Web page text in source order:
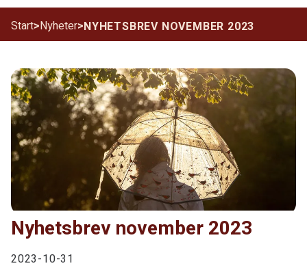
Start>Nyheter>NYHETSBREV NOVEMBER 2023
Nyhetsbrev november 2023
2023-10-31